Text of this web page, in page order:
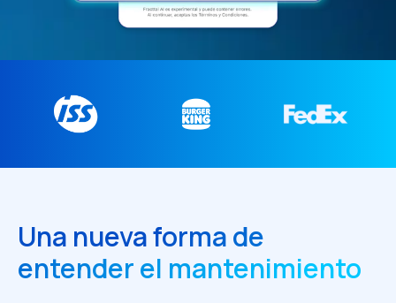
Una nueva forma de
entender el mantenimiento